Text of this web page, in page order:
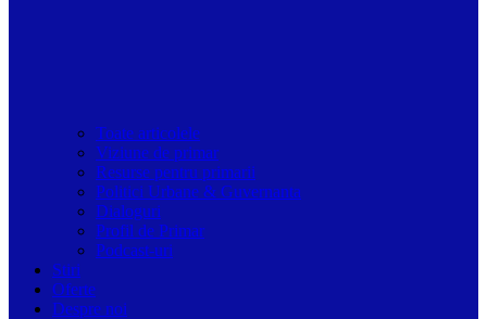
Toate articolele
Viziune de primar
Resurse pentru primarii
Politici Urbane & Guvernanta
Dialoguri
Profil de Primar
Podcast-uri
Stiri
Oferte
Despre noi